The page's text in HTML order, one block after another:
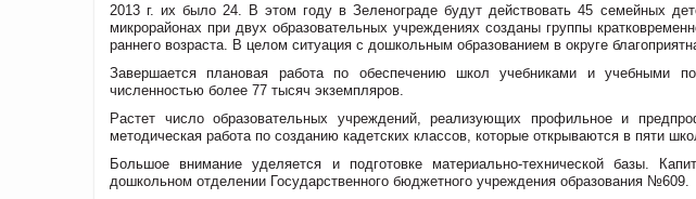
2013 г. их было 24. В этом году в Зеленограде будут действовать 45 семейных
микрорайонах при двух образовательных учреждениях созданы группы
раннего возраста. В целом ситуация с дошкольным образованием в округе
Завершается плановая работа по обеспечению школ учебниками и учебными
численностью более 77 тысяч экземпляров.
Растет число образовательных учреждений, реализующих профильное и
методическая работа по созданию кадетских классов, которые открываются в пяти
Большое внимание уделяется и подготовке материально-технической базы.
дошкольном отделении Государственного бюджетного учреждения образования №609.